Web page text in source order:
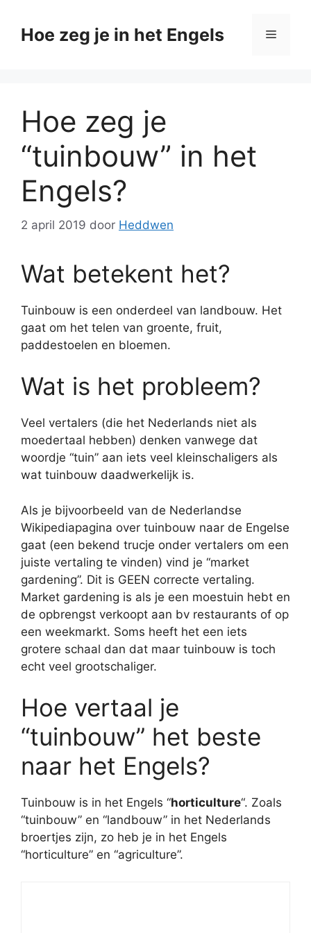
naarHoe zeg je in het Engels Menu
Hoe zeg je
“tuinbouw” in het
Engels?
2 april 2019 door Heddwen
Wat betekent het?
Tuinbouw is een onderdeel van landbouw. Het
gaat om het telen van groente, fruit,
paddestoelen en bloemen.
Wat is het probleem?
Veel vertalers (die het Nederlands niet als
moedertaal hebben) denken vanwege dat
woordje “tuin” aan iets veel kleinschaligers als
wat tuinbouw daadwerkelijk is.
Als je bijvoorbeeld van de Nederlandse
Wikipediapagina over tuinbouw naar de Engelse
gaat (een bekend trucje onder vertalers om een
juiste vertaling te vinden) vind je “market
gardening”. Dit is GEEN correcte vertaling.
Market gardening is als je een moestuin hebt en
de opbrengst verkoopt aan bv restaurants of op
een weekmarkt. Soms heeft het een iets
grotere schaal dan dat maar tuinbouw is toch
echt veel grootschaliger.
Hoe vertaal je
“tuinbouw” het beste
naar het Engels?
Tuinbouw is in het Engels “horticulture“. Zoals
“tuinbouw” en “landbouw” in het Nederlands
broertjes zijn, zo heb je in het Engels
“horticulture” en “agriculture”.